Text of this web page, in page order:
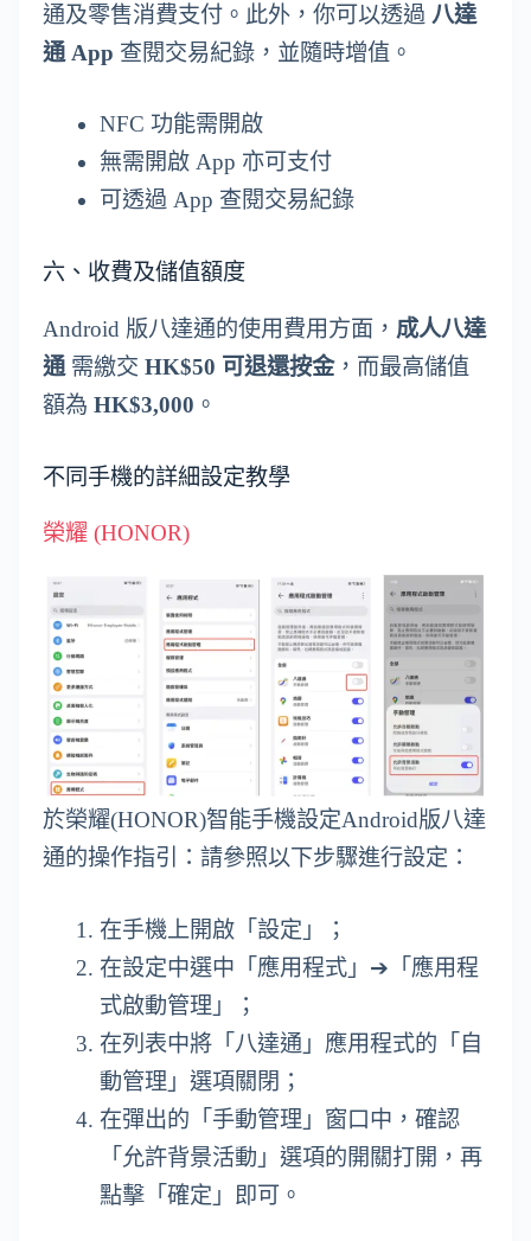
通及零售消費支付。此外，你可以透過 八達
通 App 查閱交易紀錄，並隨時增值。
NFC 功能需開啟
無需開啟 App 亦可支付
可透過 App 查閱交易紀錄
六、收費及儲值額度
Android 版八達通的使用費用方面， 成人八達
通 需繳交 HK$50 可退還按金，而最高儲值
額為 HK$3,000 。
不同手機的詳細設定教學
榮耀 (HONOR)
於榮耀(HONOR)智能手機設定Android版八達
通的操作指引：請參照以下步驟進行設定：
在手機上開啟「設定」；
在設定中選中「應用程式」➔「應用程
式啟動管理」；
在列表中將「八達通」應用程式的「自
動管理」選項關閉；
在彈出的「手動管理」窗口中，確認
「允許背景活動」選項的開關打開，再
點擊「確定」即可。